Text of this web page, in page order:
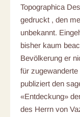
Topographica
gedruckt , den
unbekannt.
bisher kaum
Bevölkerung er
für
publiziert den
«Entdeckung»
des Herrn von